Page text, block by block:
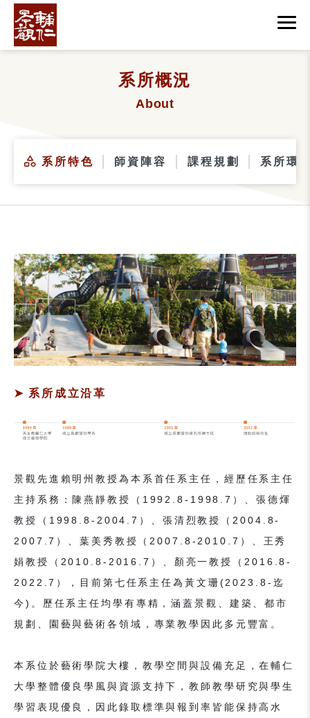
系所概況
About
系所特色 師資陣容 課程規劃 系所環
系所成立沿革
景觀先進賴明州教授為本系首任系主任，經歷任系主任
主持系務：陳燕靜教授（1992.8-1998.7）、張德煇
教授（1998.8-2004.7）、張清烈教授（2004.8-
2007.7）、葉美秀教授（2007.8-2010.7）、王秀
娟教授（2010.8-2016.7）、顏亮一教授（2016.8-
2022.7），目前第七任系主任為黃文珊(2023.8-迄
今)。歷任系主任均學有專精，涵蓋景觀、建築、都市
規劃、園藝與藝術各領域，專業教學因此多元豐富。
本系位於藝術學院大樓，教學空間與設備充足，在輔仁
大學整體優良學風與資源支持下，教師教學研究與學生
學習表現優良，因此錄取標準與報到率皆能保持高水